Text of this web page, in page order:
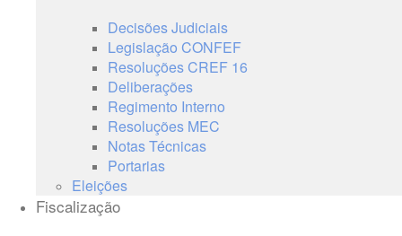
Decisões Judiciais
Legislação CONFEF
Resoluções CREF 16
Deliberações
Regimento Interno
Resoluções MEC
Notas Técnicas
Portarias
Eleições
Fiscalização